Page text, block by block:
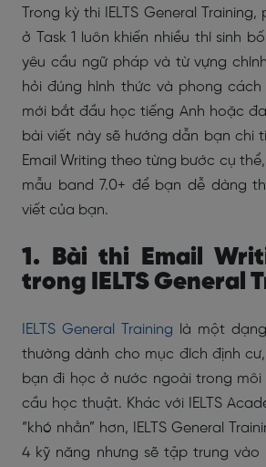
Trong kỳ thi IELTS General
ở Task 1 luôn khiến nhiều thí sinh
yêu cầu ngữ pháp và từ vựng
hỏi đúng hình thức và phong
mới bắt đầu học tiếng Anh hoặc
bài viết này sẽ hướng dẫn bạn chi
Email Writing theo từng bước cụ
mẫu band 7.0+ để bạn dễ dàng
viết của bạn.
1. Bài thi Email
trong IELTS General
IELTS General Training là một
thường dành cho mục đích định
bạn đi học ở nước ngoài trong môi
cầu học thuật. Khác với IELTS
“khó nhằn” hơn, IELTS General
4 kỹ năng nhưng sẽ tập trung vào